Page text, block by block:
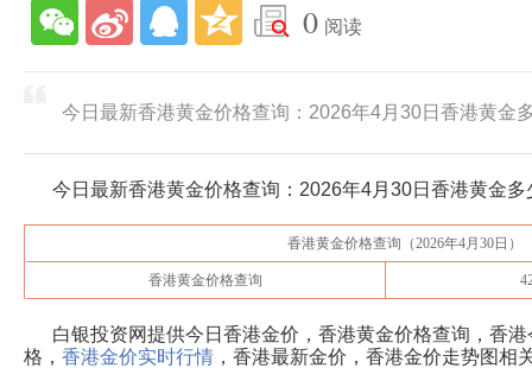
0 阅读
今日最新香港黄金价格查询：2026年4月30日香港黄金
今日最新香港黄金价格查询： 2026年4月30日 香港黄金多
香港黄金价格查询（2026年4月30日 ）
香港黄金价格查询
白银投资网提供今日香港金价，香港黄金价格查询，香
格， 香港金价实时行情 ，香港最新金价，香港金价走势图相